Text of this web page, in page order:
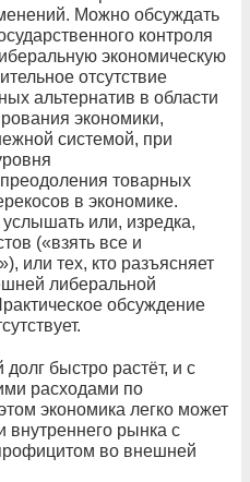
Можно обсуждать
контроля
экономическую
отсутствие
альтернатив в области
экономики,
системой, при
товарных
в экономике.
или, изредка,
(«взять все и
или тех, кто разъясняет
либеральной
обсуждение
быстро растёт, и с
расходами по
экономика легко может
внутреннего рынка с
во внешней